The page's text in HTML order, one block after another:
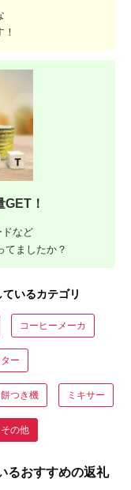
！
など
てましたか？
いるカテゴリ
コーヒーメーカ
ー
餅つき機 ミキサー
その他
るおすすめの返礼